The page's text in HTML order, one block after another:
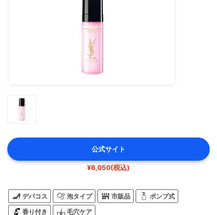
公式サイト
¥6,050(税込)
デパコス 泡タイプ 市販品 ポンプ式
香り付き 毛穴ケア